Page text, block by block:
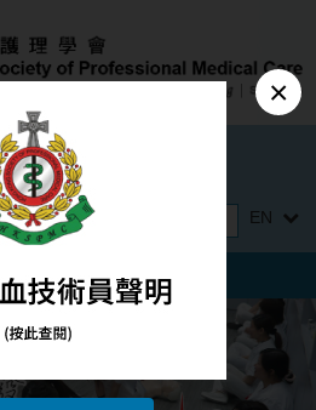
非牟利及慈善機構
EN
×